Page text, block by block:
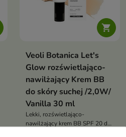

Veoli Botanica Let's
Glow rozświetlająco-
nawilżający Krem BB
do skóry suchej /2,0W/
Vanilla 30 ml
Lekki, rozświetlająco-
nawilżający krem BB SPF 20 do